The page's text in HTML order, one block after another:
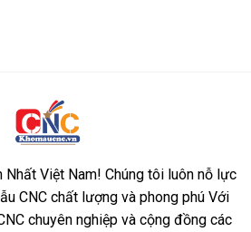
Nhất Việt Nam! Chúng tôi luôn nỗ lực
CNC chất lượng và phong phú Với
chuyên nghiệp và cộng đồng các